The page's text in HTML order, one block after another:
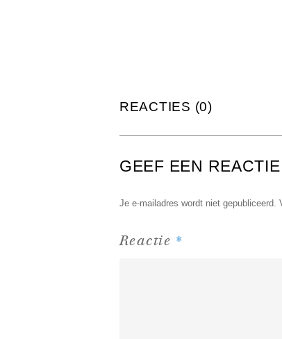
REACTIES (0)
GEEF EEN REACTIE
Je e-mailadres wordt niet gepubliceerd.
Reactie *